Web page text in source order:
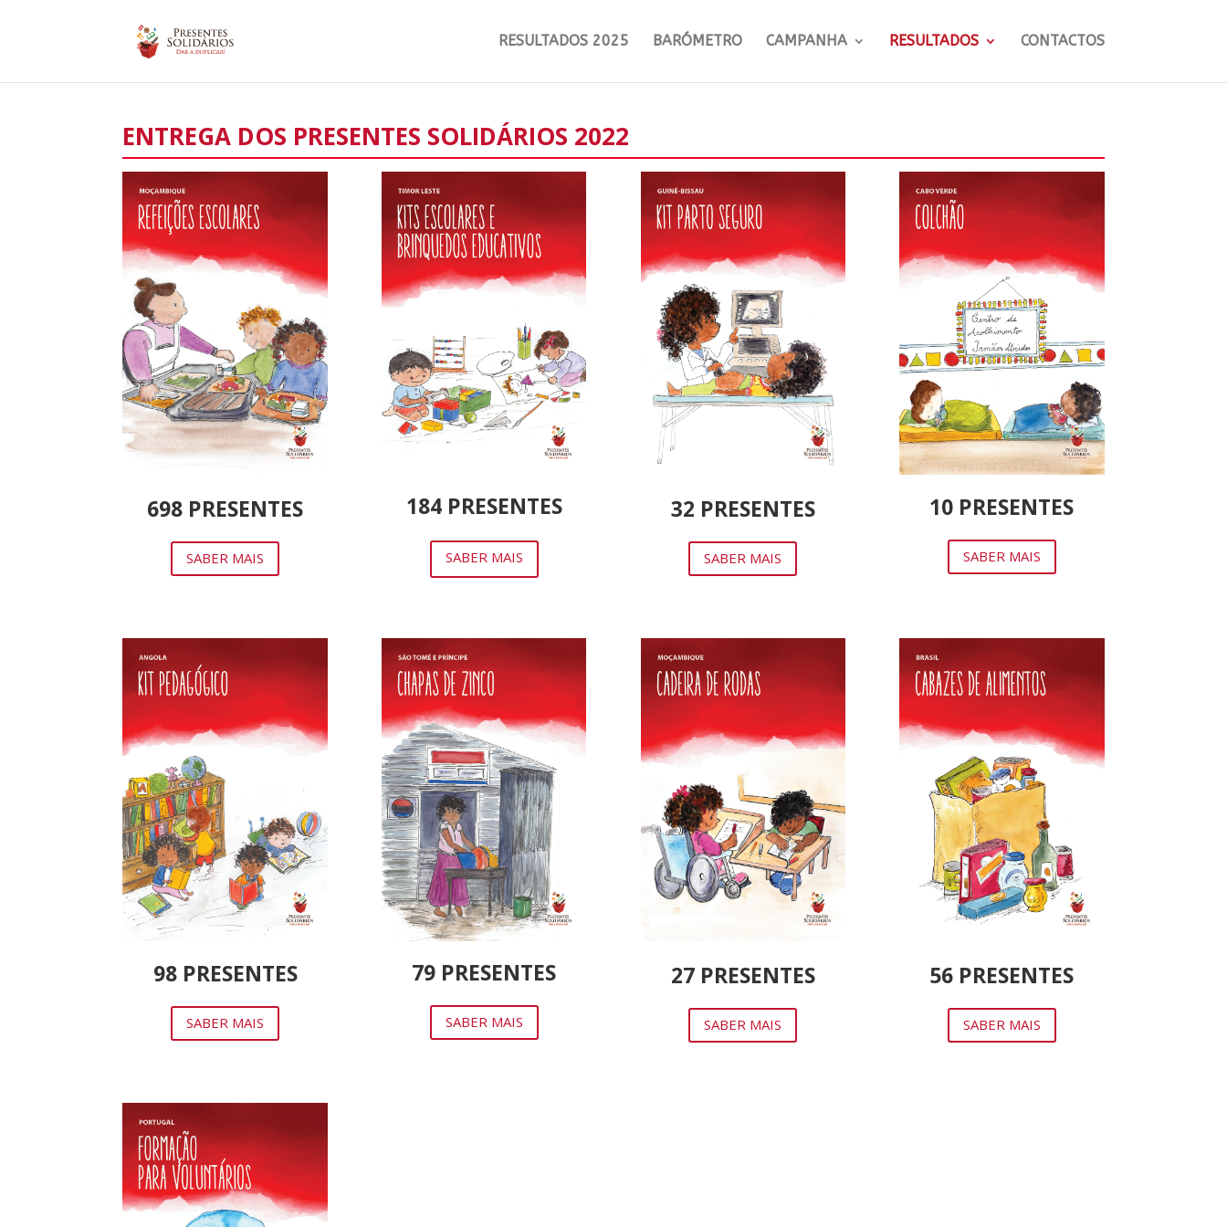
RESULTADOS 2025 BARÓMETRO CAMPANHA RESULTADOS CONTACTOS
ENTREGA DOS PRESENTES SOLIDÁRIOS 2022
698 PRESENTES
SABER MAIS
184 PRESENTES
SABER MAIS
32 PRESENTES
SABER MAIS
10 PRESENTES
SABER MAIS
98 PRESENTES
SABER MAIS
79 PRESENTES
SABER MAIS
27 PRESENTES
SABER MAIS
56 PRESENTES
SABER MAIS